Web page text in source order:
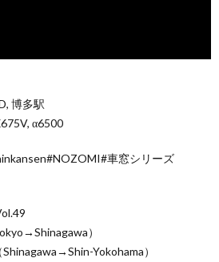
博多駅
α6500
車窓シリーズ
）
Yokohama）